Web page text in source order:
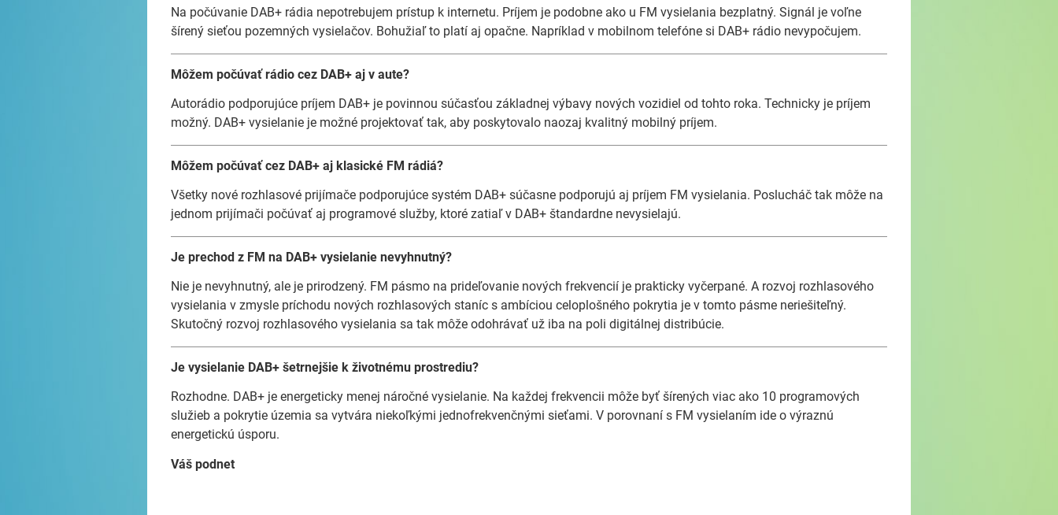
Na počúvanie DAB+ rádia nepotrebujem prístup k internetu. Príjem je podobne ako u FM vysielania bezplatný. Signál je voľne
šírený sieťou pozemných vysielačov. Bohužiaľ to platí aj opačne. Napríklad v mobilnom telefóne si DAB+ rádio nevypočujem.
Môžem počúvať rádio cez DAB+ aj v aute?
Autorádio podporujúce príjem DAB+ je povinnou súčasťou základnej výbavy nových vozidiel od tohto roka. Technicky je príjem
možný. DAB+ vysielanie je možné projektovať tak, aby poskytovalo naozaj kvalitný mobilný príjem.
Môžem počúvať cez DAB+ aj klasické FM rádiá?
Všetky nové rozhlasové prijímače podporujúce systém DAB+ súčasne podporujú aj príjem FM vysielania. Poslucháč tak môže na
jednom prijímači počúvať aj programové služby, ktoré zatiaľ v DAB+ štandardne nevysielajú.
Je prechod z FM na DAB+ vysielanie nevyhnutný?
Nie je nevyhnutný, ale je prirodzený. FM pásmo na prideľovanie nových frekvencií je prakticky vyčerpané. A rozvoj rozhlasového
vysielania v zmysle príchodu nových rozhlasových staníc s ambíciou celoplošného pokrytia je v tomto pásme neriešiteľný.
Skutočný rozvoj rozhlasového vysielania sa tak môže odohrávať už iba na poli digitálnej distribúcie.
Je vysielanie DAB+ šetrnejšie k životnému prostrediu?
Rozhodne. DAB+ je energeticky menej náročné vysielanie. Na každej frekvencii môže byť šírených viac ako 10 programových
služieb a pokrytie územia sa vytvára niekoľkými jednofrekvenčnými sieťami. V porovnaní s FM vysielaním ide o výraznú
energetickú úsporu.
Váš podnet